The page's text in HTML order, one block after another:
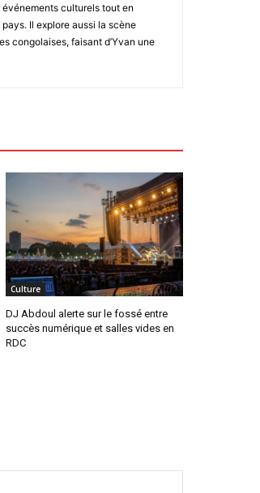
culturels tout en
Il explore aussi la scène
congolaises, faisant d’Yvan une
Culture
DJ Abdoul alerte sur le fossé entre
succès numérique et salles vides en
RDC